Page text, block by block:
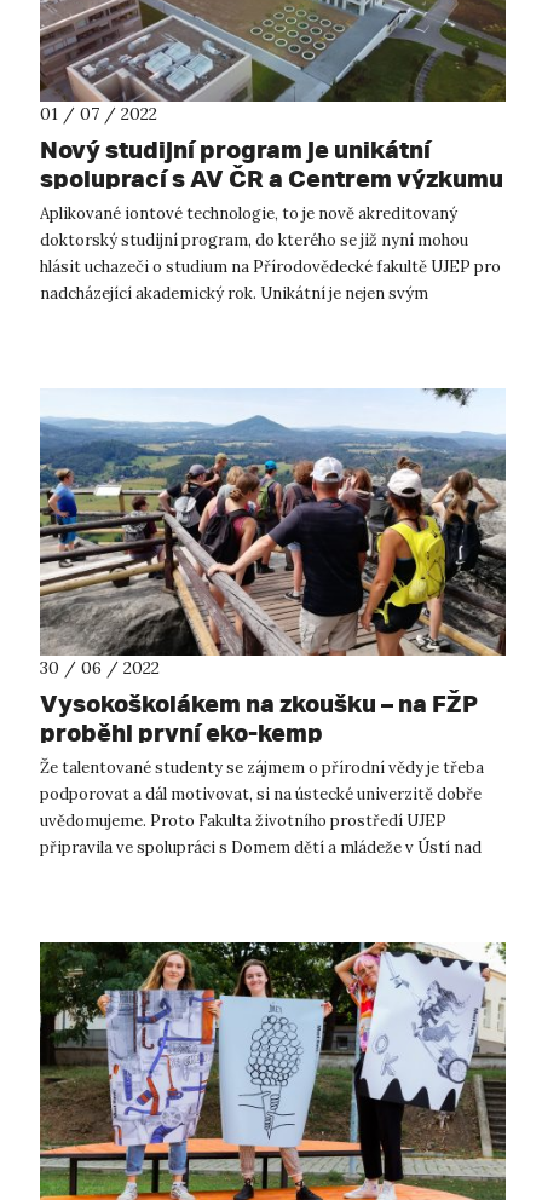
01 / 07 / 2022
Nový studijní program je unikátní
spoluprací s AV ČR a Centrem výzkumu
Řež
Aplikované iontové technologie, to je nově akreditovaný
doktorský studijní program, do kterého se již nyní mohou
hlásit uchazeči o studium na Přírodovědecké fakultě UJEP pro
nadcházející akademický rok. Unikátní je nejen svým
30 / 06 / 2022
Vysokoškolákem na zkoušku – na FŽP
proběhl první eko-kemp
Že talentované studenty se zájmem o přírodní vědy je třeba
podporovat a dál motivovat, si na ústecké univerzitě dobře
uvědomujeme. Proto Fakulta životního prostředí UJEP
připravila ve spolupráci s Domem dětí a mládeže v Ústí nad